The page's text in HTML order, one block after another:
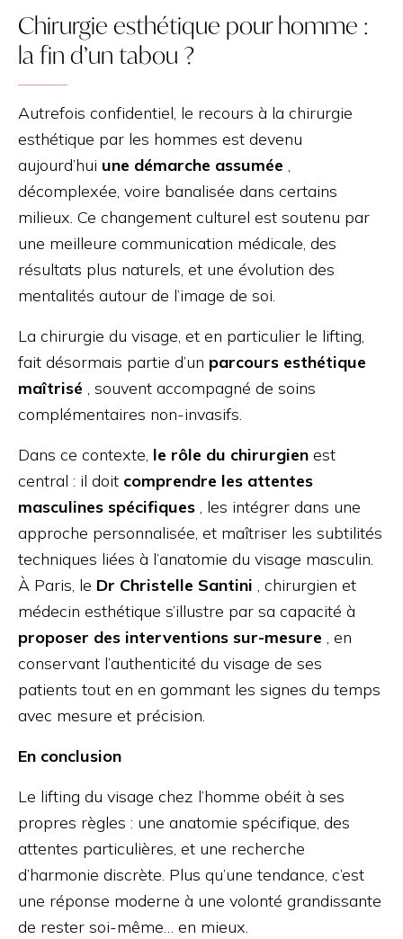
Chirurgie esthétique pour homme :
la fin d’un tabou ?
Autrefois confidentiel, le recours à la chirurgie
esthétique par les hommes est devenu
aujourd’hui une démarche assumée ,
décomplexée, voire banalisée dans certains
milieux. Ce changement culturel est soutenu par
une meilleure communication médicale, des
résultats plus naturels, et une évolution des
mentalités autour de l’image de soi.
La chirurgie du visage, et en particulier le lifting,
fait désormais partie d’un parcours esthétique
maîtrisé , souvent accompagné de soins
complémentaires non-invasifs.
Dans ce contexte, le rôle du chirurgien est
central : il doit comprendre les attentes
masculines spécifiques , les intégrer dans une
approche personnalisée, et maîtriser les subtilités
techniques liées à l’anatomie du visage masculin.
À Paris, le Dr Christelle Santini , chirurgien et
médecin esthétique s’illustre par sa capacité à
proposer des interventions sur-mesure , en
conservant l’authenticité du visage de ses
patients tout en en gommant les signes du temps
avec mesure et précision.
En conclusion
Le lifting du visage chez l’homme obéit à ses
propres règles : une anatomie spécifique, des
attentes particulières, et une recherche
d’harmonie discrète. Plus qu’une tendance, c’est
une réponse moderne à une volonté grandissante
de rester soi-même… en mieux.